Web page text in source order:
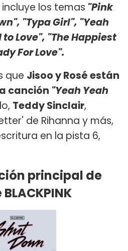
incluye los temas "Pink
"Typa Girl", "Yeah
Love", "The Happiest
For Love".
que Jisoo y Rosé están
canción "Yeah Yeah
Teddy Sinclair,
de Rihanna y más,
en la pista 6,
principal de
BLACKPINK